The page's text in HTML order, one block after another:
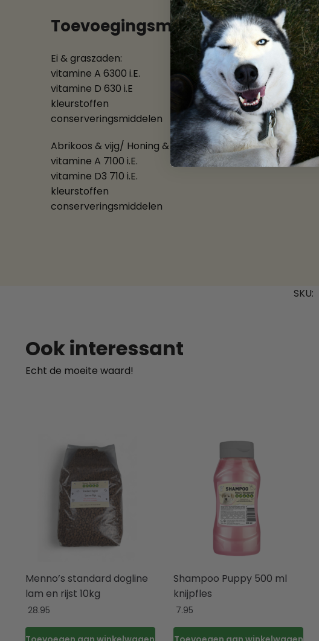
Toevoegingsmiddelen/kg:
Ei & graszaden:
vitamine A 6300 i.E.
vitamine D 630 i.E
kleurstoffen
conserveringsmiddelen
Abrikoos & vijg/ Honing & sesam:
vitamine A 7100 i.E.
vitamine D3 710 i.E.
kleurstoffen
conserveringsmiddelen
SKU:
Ook interessant
Echt de moeite waard!
Menno’s standard dogline
lam en rijst 10kg
28.95
Shampoo Puppy 500 ml
knijpfles
7.95